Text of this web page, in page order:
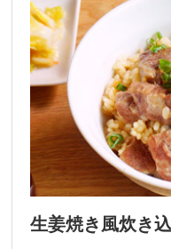
生姜焼き風炊き